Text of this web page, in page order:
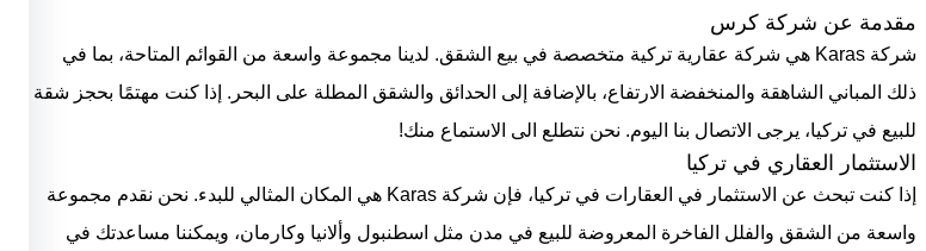
مقدمة عن شركة كرس
شركة Karas هي شركة عقارية تركية متخصصة في بيع الشقق. لدينا مجموعة واسعة من القوائم المتاحة، بما في
ذلك المباني الشاهقة والمنخفضة الارتفاع، بالإضافة إلى الحدائق والشقق المطلة على البحر. إذا كنت مهتمًا بحجز شقة
للبيع في تركيا، يرجى الاتصال بنا اليوم. نحن نتطلع الى الاستماع منك!
الاستثمار العقاري في تركيا
إذا كنت تبحث عن الاستثمار في العقارات في تركيا، فإن شركة Karas هي المكان المثالي للبدء. نحن نقدم مجموعة
واسعة من الشقق والفلل الفاخرة المعروضة للبيع في مدن مثل اسطنبول وألانيا وكارمان، ويمكننا مساعدتك في